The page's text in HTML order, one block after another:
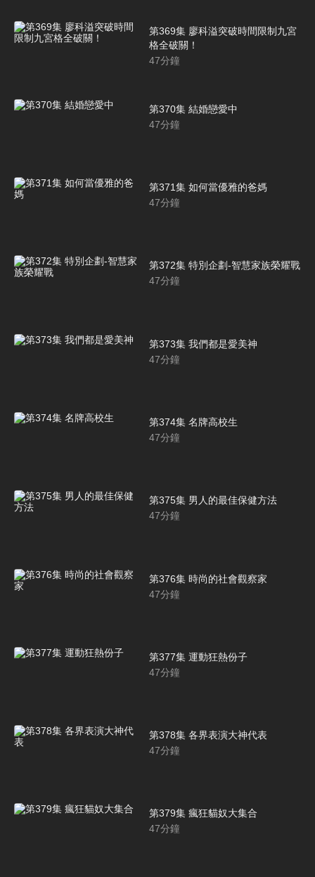
第369集 廖科溢突破時間限制九宮
格全破關！
47分鐘
第370集 結婚戀愛中
47分鐘
第371集 如何當優雅的爸媽
47分鐘
第372集 特別企劃-智慧家族榮耀戰
47分鐘
第373集 我們都是愛美神
47分鐘
第374集 名牌高校生
47分鐘
第375集 男人的最佳保健方法
47分鐘
第376集 時尚的社會觀察家
47分鐘
第377集 運動狂熱份子
47分鐘
第378集 各界表演大神代表
47分鐘
第379集 瘋狂貓奴大集合
47分鐘